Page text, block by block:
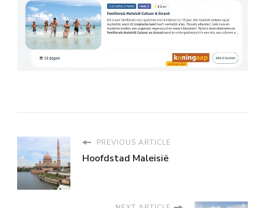
PREVIOUS ARTICLE
Hoofdstad Maleisië